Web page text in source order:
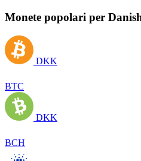
Monete popolari per
DKK
BTC
DKK
BCH